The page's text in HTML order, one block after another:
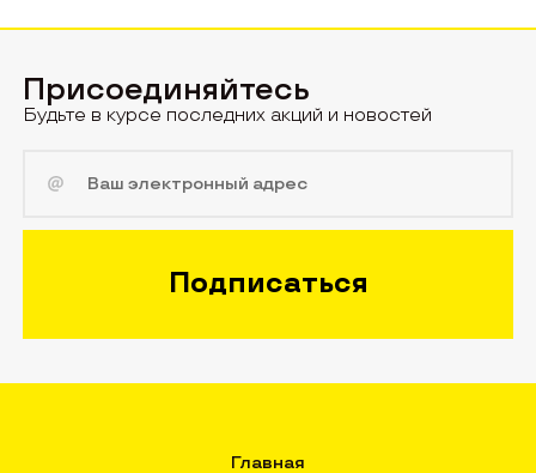
Присоединяйтесь
Будьте в курсе последних акций и новостей
Главная